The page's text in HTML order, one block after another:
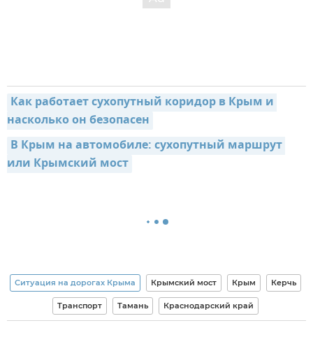
Как работает сухопутный коридор в Крым и
насколько он безопасен
В Крым на автомобиле: сухопутный маршрут
или Крымский мост
Ситуация на дорогах Крыма Крымский мост Крым Керчь
Транспорт Тамань Краснодарский край